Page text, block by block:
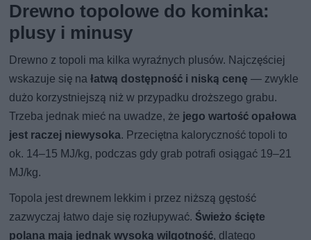
Drewno topolowe do kominka:
plusy i minusy
Drewno z topoli ma kilka wyraźnych plusów. Najczęściej
wskazuje się nałatwą dostępność i niską cenę — zwykle
dużo korzystniejszą niż w przypadku droższego grabu.
Trzeba jednak mieć na uwadze, że jego wartość opałowa
jest raczej niewysoka. Przeciętna kaloryczność topoli to
ok. 14–15 MJ/kg, podczas gdy grab potrafi osiągać 19–21
MJ/kg.
Topola jest drewnem lekkim i przez niższą gęstość
zazwyczaj łatwo daje się rozłupywać. Świeżo ścięte
polana mają jednak wysoką wilgotność, dlatego